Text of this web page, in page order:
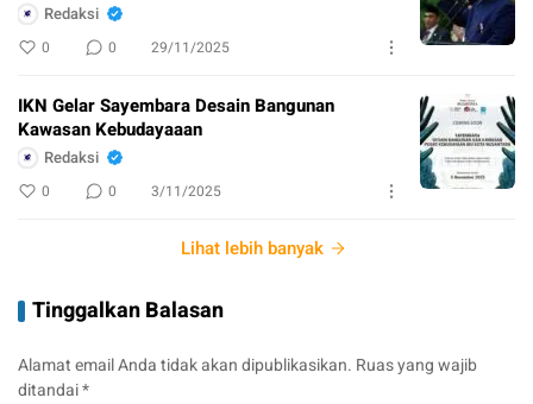
Redaksi
0 0 29/11/2025
IKN Gelar Sayembara Desain Bangunan
Kawasan Kebudayaaan
Redaksi
0 0 3/11/2025
Lihat lebih banyak
Tinggalkan Balasan
Alamat email Anda tidak akan dipublikasikan. Ruas yang wajib
ditandai*